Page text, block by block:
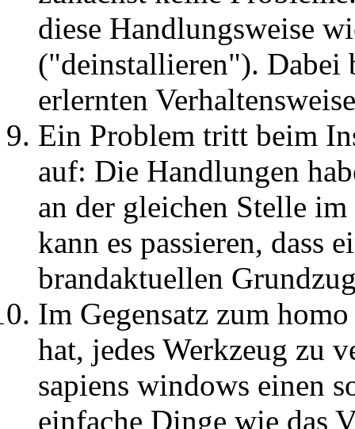
diese Handlungsweise
("deinstallieren"). Dabei
erlernten
Ein Problem tritt beim
auf: Die Handlungen
an der gleichen Stelle
kann es passieren, dass
brandaktuellen
Im Gegensatz zum
hat, jedes Werkzeug zu
sapiens windows einen
einfache Dinge wie das